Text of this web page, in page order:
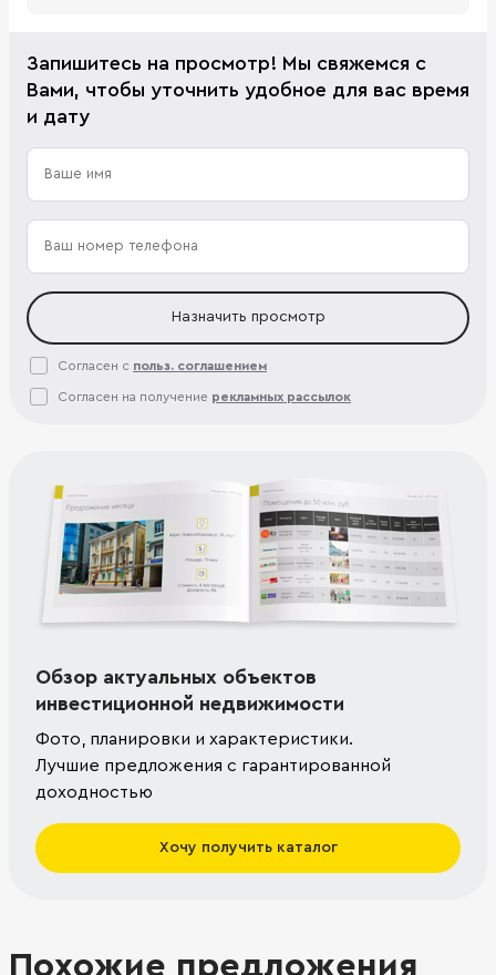
Запишитесь на просмотр! Мы свяжемся с
Вами, чтобы уточнить удобное для вас время
и дату
Назначить просмотр
Согласен с польз. соглашением
Согласен на получение рекламных рассылок
Обзор актуальных объектов
инвестиционной недвижимости
Фото, планировки и характеристики.
Лучшие предложения с гарантированной
доходностью
Хочу получить каталог
Похожие предложения